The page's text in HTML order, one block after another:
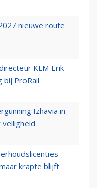
nieuwe route
KLM Erik
bij ProRail
Izhavia in
krapte blijft